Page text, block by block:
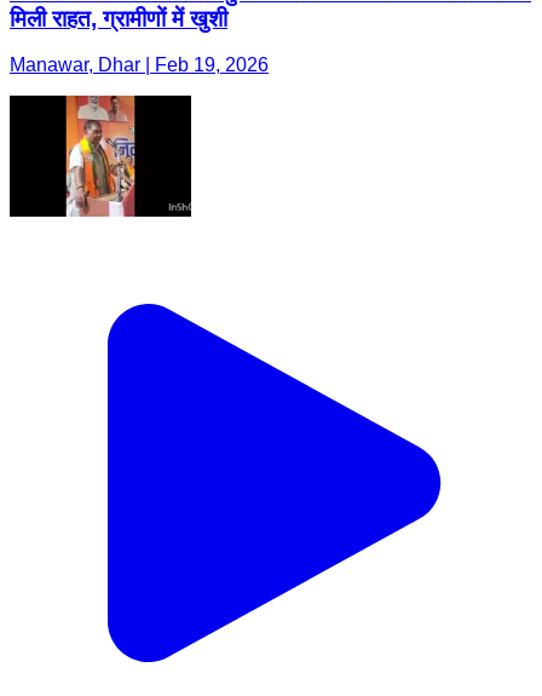
मिली राहत, ग्रामीणों में खुशी
Manawar, Dhar | Feb 19, 2026